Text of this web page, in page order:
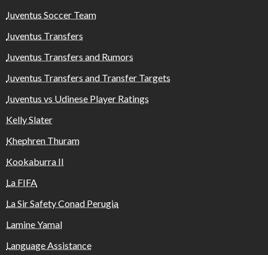
Juventus Soccer Team
Juventus Transfers
Juventus Transfers and Rumors
Juventus Transfers and Transfer Targets
Juventus vs Udinese Player Ratings
Kelly Slater
Khephren Thuram
Kookaburra II
La FIFA
La Sir Safety Conad Perugia
Lamine Yamal
Language Assistance